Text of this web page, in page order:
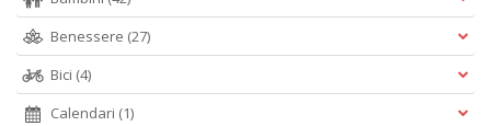
Benessere (27)
Bici (4)
Calendari (1)